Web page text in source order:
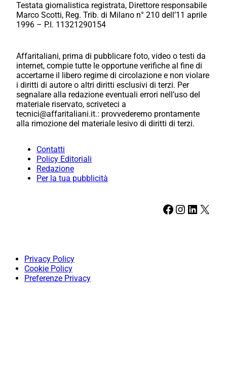
Testata giornalistica registrata, Direttore responsabile
Marco Scotti, Reg. Trib. di Milano n° 210 dell’11 aprile
1996 – P.I. 11321290154
Affaritaliani, prima di pubblicare foto, video o testi da
internet, compie tutte le opportune verifiche al fine di
accertarne il libero regime di circolazione e non violare
i diritti di autore o altri diritti esclusivi di terzi. Per
segnalare alla redazione eventuali errori nell’uso del
materiale riservato, scriveteci a
tecnici@affaritaliani.it.: provvederemo prontamente
alla rimozione del materiale lesivo di diritti di terzi.
Contatti
Policy Editoriali
Redazione
Per la tua pubblicità
Facebook Instagram LinkedIn X
Privacy Policy
Cookie Policy
Preferenze Privacy